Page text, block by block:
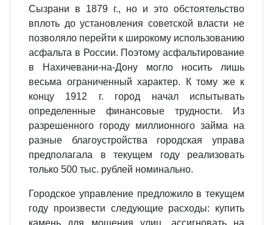
Сызрани в 1879 г., но и это обстоятельство
вплоть до установления советской власти не
позволяло перейти к широкому использованию
асфальта в России. Поэтому асфальтирование
в Нахичевани-на-Дону могло носить лишь
весьма ограниченный характер. К тому же к
концу 1912 г. город начал испытывать
определенные финансовые трудности. Из
разрешенного городу миллионного займа на
разные благоустройства городская управа
предполагала в текущем году реализовать
только 500 тыс. рублей номинально.
Городское управление предложило в текущем
году произвести следующие расходы: купить
камень для мощения улиц, ассигновать на